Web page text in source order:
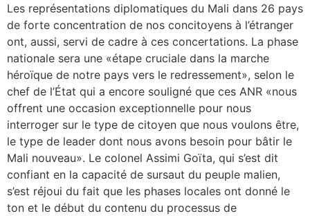
Les représentations diplomatiques du Mali dans 26 pays
de forte concentration de nos concitoyens à l’étranger
ont, aussi, servi de cadre à ces concertations. La phase
nationale sera une «étape cruciale dans la marche
héroïque de notre pays vers le redressement», selon le
chef de l’État qui a encore souligné que ces ANR «nous
offrent une occasion exceptionnelle pour nous
interroger sur le type de citoyen que nous voulons être,
le type de leader dont nous avons besoin pour bâtir le
Mali nouveau». Le colonel Assimi Goïta, qui s’est dit
confiant en la capacité de sursaut du peuple malien,
s’est réjoui du fait que les phases locales ont donné le
ton et le début du contenu du processus de